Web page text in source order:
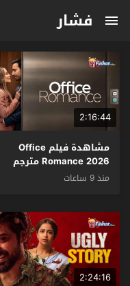
فشار
2:16:44
مشاهدة فيلم Office
Romance 2026 مترجم
منذ 9 ساعات
2:24:16